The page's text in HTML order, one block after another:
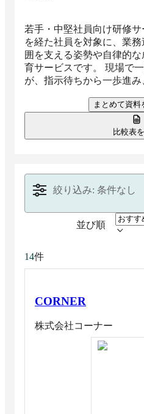
若手・中堅社員向け研修
を経た社員を対象に、業
囲を支える姿勢や自律的
育サービスです。 現場で
が、指示待ちから一歩進
まとめて資料
比較表
絞り込み: 条件なし
14件
並び順
CORNER
株式会社コーナー